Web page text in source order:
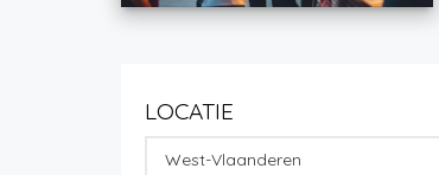
LOCATIE
West-Vlaanderen